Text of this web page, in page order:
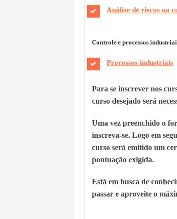
Análise de riscos na
Controle e processos
Processos industriais
Para se inscrever nos
curso desejado será
Uma vez preenchido o
inscreva-se. Logo em
curso será emitido um
pontuação exigida.
Está em busca de
passar e aproveite o